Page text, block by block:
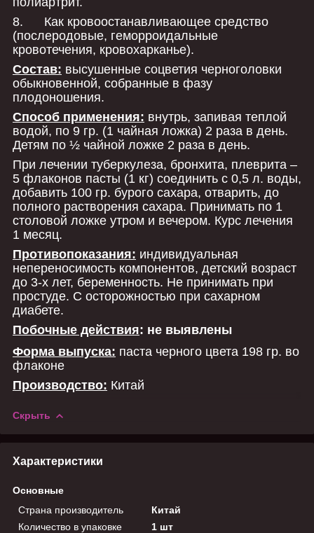
8. Как кровоостанавливающее средство
(послеродовые, геморроидальные
кровотечения, кровохарканье).
Состав: высушенные соцветия черноголовки
обыкновенной, собранные в фазу
плодоношения.
Способ применения: внутрь, запивая теплой
водой, по 9 гр. (1 чайная ложка) 2 раза в день.
Детям по ½ чайной ложке 2 раза в день.
При лечении туберкулеза, бронхита, плеврита –
5 флаконов пасты (1 кг) соединить с 0,5 л. воды,
добавить 100 гр. бурого сахара, отварить, до
полного растворения сахара. Принимать по 1
столовой ложке утром и вечером. Курс лечения
1 месяц.
Противопоказания: индивидуальная
непереносимость компонентов, детский возраст
до 3-х лет, беременность. Не принимать при
простуде. С осторожностью при сахарном
диабете.
Побочные действия: не выявлены
Форма выпуска: паста черного цвета 198 гр. во
флаконе
Производство: Китай
Скрыть
Характеристики
Основные
Страна производитель
Китай
Количество в упаковке
1 шт